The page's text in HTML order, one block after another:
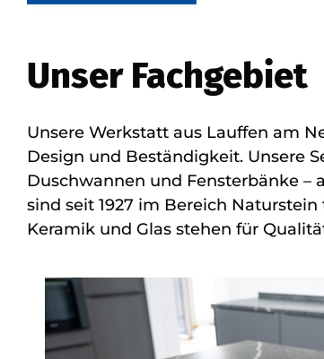
Unser Fachgebiet
Unsere Werkstatt aus Lauffen am
Design und Beständigkeit. Unsere
Duschwannen und Fensterbänke –
sind seit 1927 im Bereich
Keramik und Glas stehen für